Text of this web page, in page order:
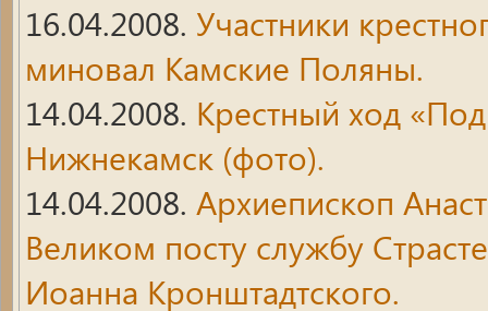
16.04.2008. Участники
миновал Камские Поляны.
14.04.2008. Крестный ход
Нижнекамск (фото).
14.04.2008. Архиепископ
Великом посту службу
Иоанна Кронштадтского.